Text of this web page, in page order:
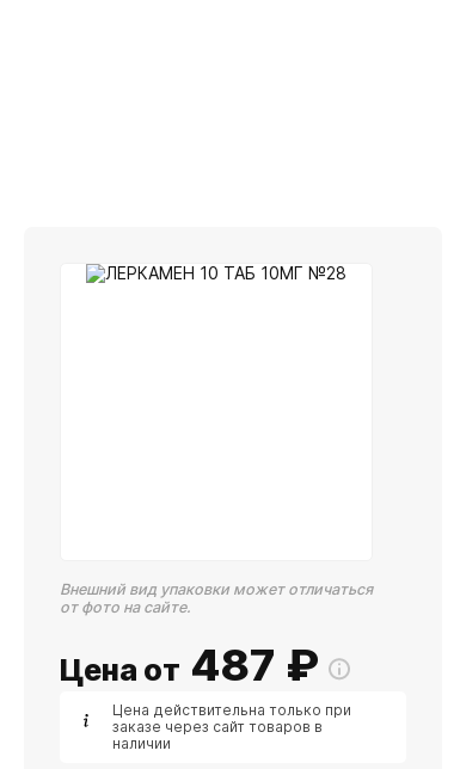
Внешний вид упаковки может отличаться
от фото на сайте.
Цена от 487 ₽
Цена действительна только при
заказе через сайт товаров в
наличии